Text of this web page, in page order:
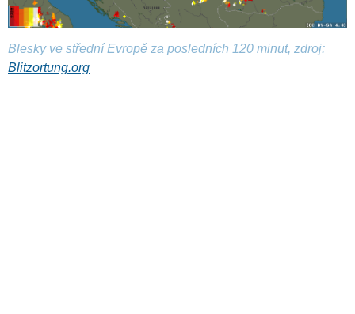
Blesky ve střední Evropě za posledních 120 minut, zdroj:
Blitzortung.org